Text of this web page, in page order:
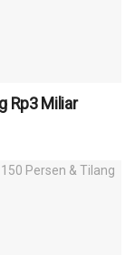
Rp3 Miliar